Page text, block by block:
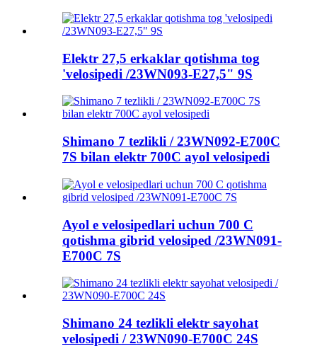
Elektr 27,5 erkaklar qotishma tog
'velosipedi /23WN093-E27,5" 9S
Shimano 7 tezlikli / 23WN092-E700C
7S bilan elektr 700C ayol velosipedi
Ayol e velosipedlari uchun 700 C
qotishma gibrid velosiped /23WN091-
E700C 7S
Shimano 24 tezlikli elektr sayohat
velosipedi / 23WN090-E700C 24S